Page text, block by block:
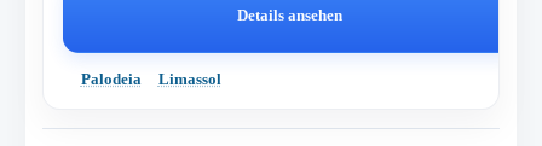
Details ansehen
Palodeia Limassol